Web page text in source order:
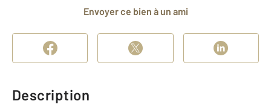
Envoyer ce bien à un ami
Description